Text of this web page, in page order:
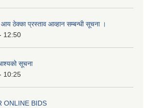
ठेक्का प्रस्ताव आव्हान सम्बन्धी सूचना ।
12:50
सूचना
10:25
ONLINE BIDS